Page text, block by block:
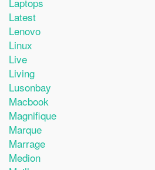
Latest
Lenovo
Linux
Live
Living
Lusonbay
Macbook
Magnifique
Marque
Marrage
Medion